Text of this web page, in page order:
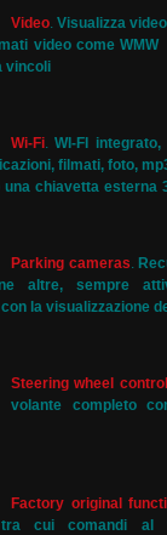
Video .Visualizza
video come WMW
vincoli
Wi-Fi .WI-FI
filmati, foto,
chiavetta esterna
Parking cameras
altre, sempre
la visualizzazione
Steering wheel
volante completo
Factory original
cui comandi al